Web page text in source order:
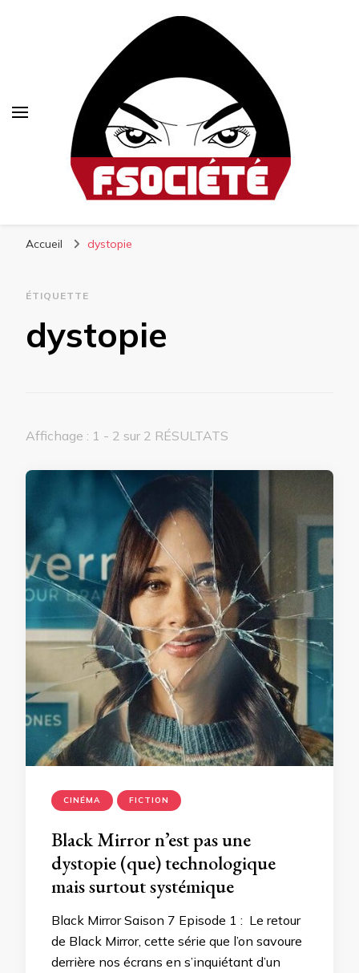
Accueil dystopie
ÉTIQUETTE
dystopie
Affichage : 1 - 2 sur 2 RÉSULTATS
CINÉMA FICTION
Black Mirror n’est pas une
dystopie (que) technologique
mais surtout systémique
Black Mirror Saison 7 Episode 1 : Le retour
de Black Mirror, cette série que l’on savoure
derrière nos écrans en s’inquiétant d’un